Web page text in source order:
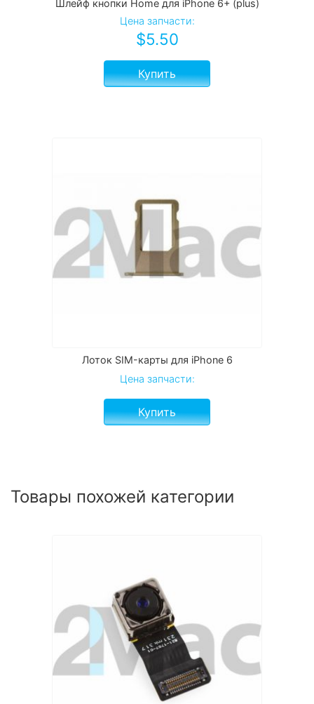
Шлейф кнопки Home для iPhone 6+ (plus)
Цена запчасти:
$5.50
Купить
Лоток SIM-карты для iPhone 6
Цена запчасти:
Купить
Товары похожей категории